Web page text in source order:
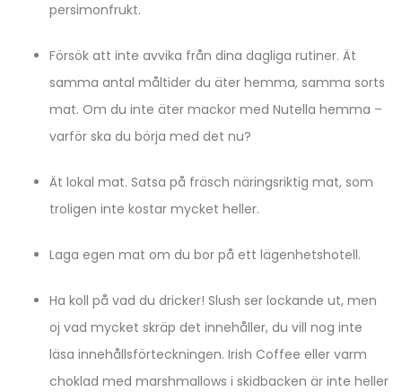
persimonfrukt.
Försök att inte avvika från dina dagliga rutiner. Ät
samma antal måltider du äter hemma, samma sorts
mat. Om du inte äter mackor med Nutella hemma –
varför ska du börja med det nu?
Ät lokal mat. Satsa på fräsch näringsriktig mat, som
troligen inte kostar mycket heller.
Laga egen mat om du bor på ett lägenhetshotell.
Ha koll på vad du dricker! Slush ser lockande ut, men
oj vad mycket skräp det innehåller, du vill nog inte
läsa innehållsförteckningen. Irish Coffee eller varm
choklad med marshmallows i skidbacken är inte heller